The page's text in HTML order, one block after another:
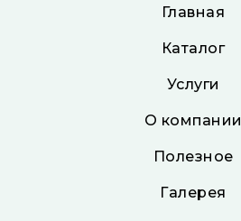
Главная
Каталог
Услуги
О компании
Полезное
Галерея